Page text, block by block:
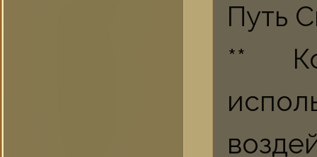
Путь
**